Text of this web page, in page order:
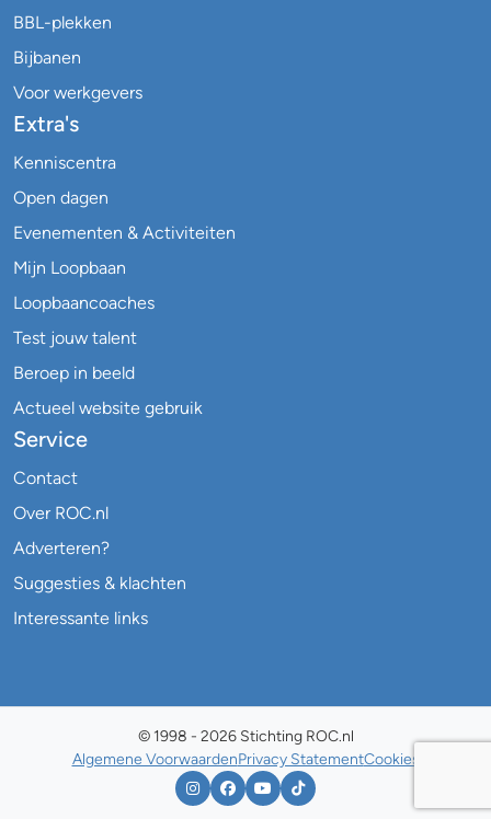
BBL-plekken
Bijbanen
Voor werkgevers
Extra's
Kenniscentra
Open dagen
Evenementen & Activiteiten
Mijn Loopbaan
Loopbaancoaches
Test jouw talent
Beroep in beeld
Actueel website gebruik
Service
Contact
Over ROC.nl
Adverteren?
Suggesties & klachten
Interessante links
© 1998 - 2026 Stichting ROC.nl
Algemene VoorwaardenPrivacy StatementCookies